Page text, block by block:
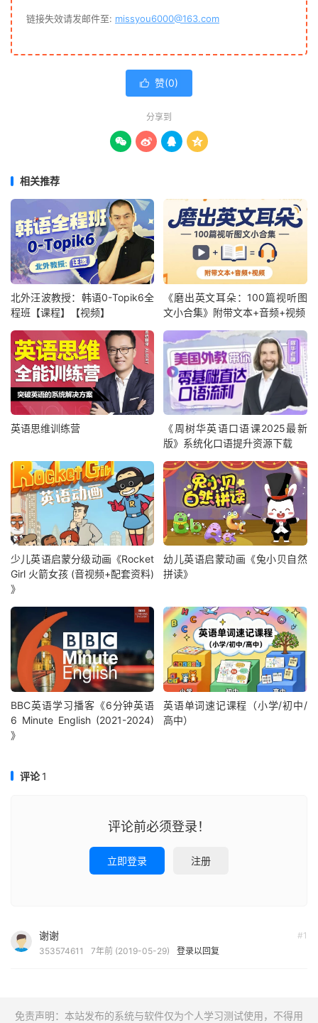
链接失效请发邮件至: missyou6000@163.com
 赞(0)
分享到
   
相关推荐
北外汪波教授：韩语0-Topik6全
程班【课程】【视频】
《磨出英文耳朵：100篇视听图
文小合集》附带文本+音频+视频
英语思维训练营
《周树华英语口语课2025最新
版》系统化口语提升资源下载
少儿英语启蒙分级动画《Rocket
Girl 火箭女孩 (音视频+配套资料)
》
幼儿英语启蒙动画《兔小贝自然
拼读》
BBC英语学习播客《6分钟英语
6 Minute English (2021-2024)
》
英语单词速记课程（小学/初中/
高中）
评论1
评论前必须登录！
立即登录 注册
#1
谢谢
353574611 7年前 (2019-05-29) 登录以回复
免责声明：本站发布的系统与软件仅为个人学习测试使用，不得用